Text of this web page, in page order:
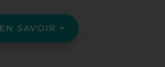
EN SAVOIR +